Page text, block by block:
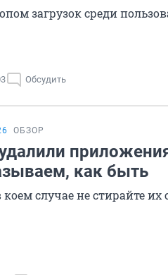
загрузок среди
Обсудить
ОБЗОР
как быть
случае не стирайте их